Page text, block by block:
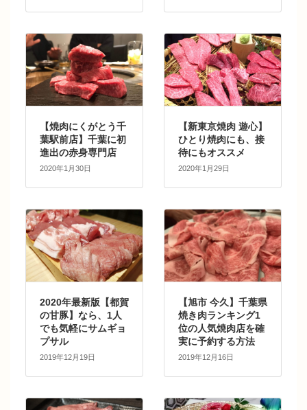
【焼肉にくがとう千
葉駅前店】千葉に初
進出の赤身専門店
2020年1月30日
【新東京焼肉 遊心】
ひとり焼肉にも、接
待にもオススメ
2020年1月29日
2020年最新版【都賀
の甘豚】なら、1人
でも気軽にサムギョ
プサル
2019年12月19日
【旭市 今久】千葉県
焼き肉ランキング1
位の人気焼肉店を確
実に予約する方法
2019年12月16日